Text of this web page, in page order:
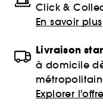
Click &
En savoir plus
Livraison
à domicile
Explorer l'offre